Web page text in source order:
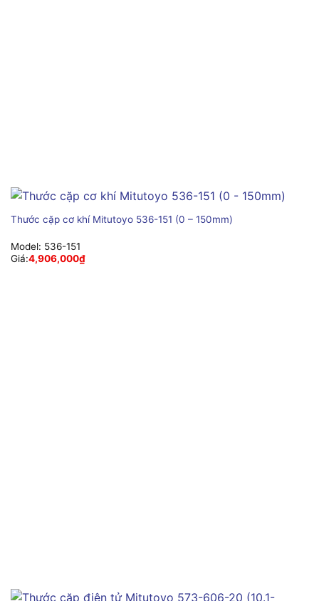
Thước cặp cơ khí Mitutoyo 536-151 (0 – 150mm)
Model: 536-151
Giá:4,906,000₫